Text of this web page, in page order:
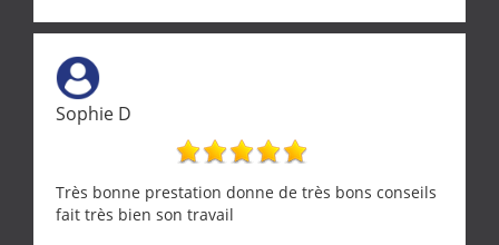
Sophie D
Très bonne prestation donne de très bons conseils
fait très bien son travail